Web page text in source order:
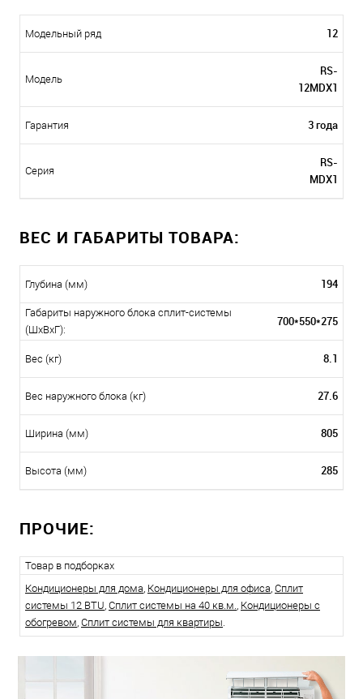
Модельный ряд 12
Модель
RS-
12MDX1
Гарантия 3 года
Серия
RS-
MDX1
ВЕС И ГАБАРИТЫ ТОВАРА:
Глубина (мм) 194
Габариты наружного блока сплит-системы
(ШxВxГ):
700*550*275
Вес (кг) 8.1
Вес наружного блока (кг) 27.6
Ширина (мм) 805
Высота (мм) 285
ПРОЧИЕ:
Товар в подборках
Кондиционеры для дома, Кондиционеры для офиса, Сплит
системы 12 BTU, Сплит системы на 40 кв.м., Кондиционеры с
обогревом, Сплит системы для квартиры.